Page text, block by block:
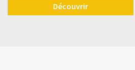
Découvrir